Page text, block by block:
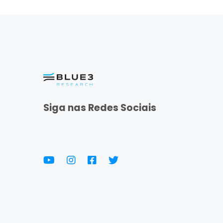
Siga nas Redes Sociais